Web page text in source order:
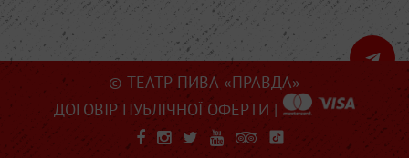
© ТЕАТР ПИВА «ПРАВДА»
ДОГОВІР ПУБЛІЧНОЇ ОФЕРТИ |